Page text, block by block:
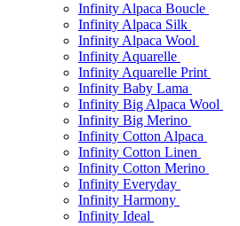
Infinity Alpaca Boucle
Infinity Alpaca Silk
Infinity Alpaca Wool
Infinity Aquarelle
Infinity Aquarelle Print
Infinity Baby Lama
Infinity Big Alpaca Wool
Infinity Big Merino
Infinity Cotton Alpaca
Infinity Cotton Linen
Infinity Cotton Merino
Infinity Everyday
Infinity Harmony
Infinity Ideal